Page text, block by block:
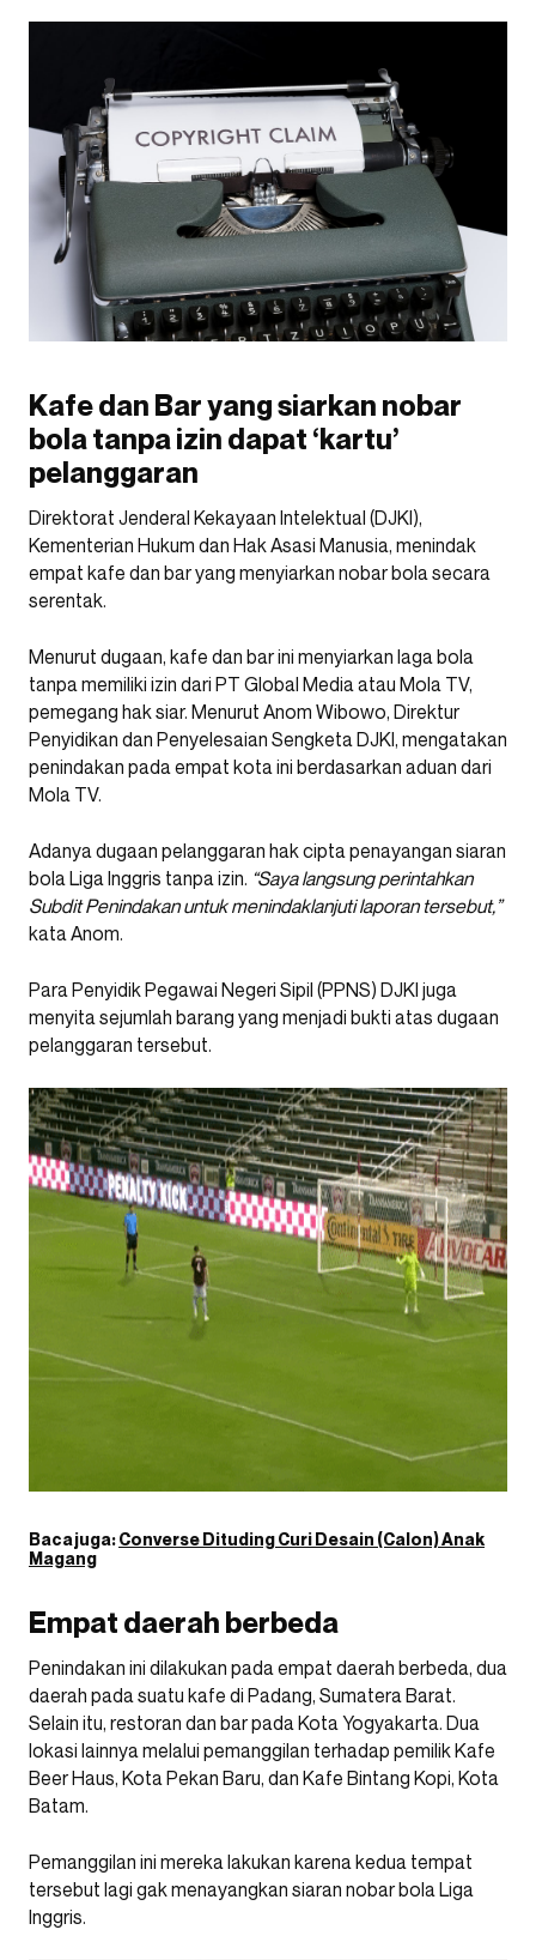
Kafe dan Bar yang siarkan nobar
bola tanpa izin dapat ‘kartu’
pelanggaran
Direktorat Jenderal Kekayaan Intelektual (DJKI),
Kementerian Hukum dan Hak Asasi Manusia, menindak
empat kafe dan bar yang menyiarkan nobar bola secara
serentak.
Menurut dugaan, kafe dan bar ini menyiarkan laga bola
tanpa memiliki izin dari PT Global Media atau Mola TV,
pemegang hak siar. Menurut Anom Wibowo, Direktur
Penyidikan dan Penyelesaian Sengketa DJKI, mengatakan
penindakan pada empat kota ini berdasarkan aduan dari
Mola TV.
Adanya dugaan pelanggaran hak cipta penayangan siaran
bola Liga Inggris tanpa izin. “Saya langsung perintahkan
Subdit Penindakan untuk menindaklanjuti laporan tersebut,”
kata Anom.
Para Penyidik Pegawai Negeri Sipil (PPNS) DJKI juga
menyita sejumlah barang yang menjadi bukti atas dugaan
pelanggaran tersebut.
Baca juga:Converse Dituding Curi Desain (Calon) Anak
Magang
Empat daerah berbeda
Penindakan ini dilakukan pada empat daerah berbeda, dua
daerah pada suatu kafe di Padang, Sumatera Barat.
Selain itu, restoran dan bar pada Kota Yogyakarta. Dua
lokasi lainnya melalui pemanggilan terhadap pemilik Kafe
Beer Haus, Kota Pekan Baru, dan Kafe Bintang Kopi, Kota
Batam.
Pemanggilan ini mereka lakukan karena kedua tempat
tersebut lagi gak menayangkan siaran nobar bola Liga
Inggris.